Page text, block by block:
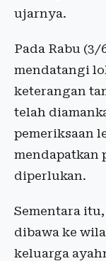
ujarnya.
Pada Rabu
mendatangi
keterangan
telah
pemeriksaan
mendapatkan
diperlukan.
Sementara
dibawa ke
keluarga